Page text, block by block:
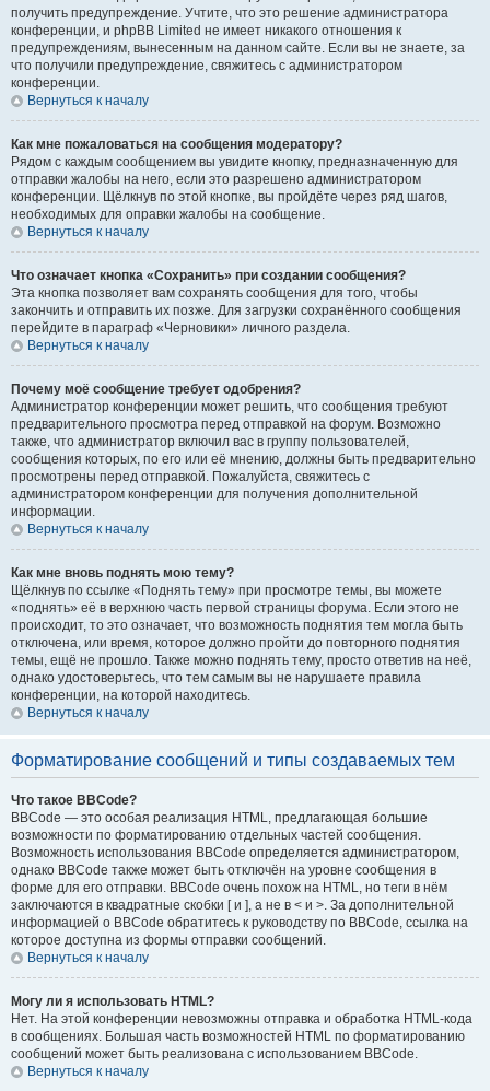
получить предупреждение. Учтите, что это решение администратора
конференции, и phpBB Limited не имеет никакого отношения к
предупреждениям, вынесенным на данном сайте. Если вы не знаете, за
что получили предупреждение, свяжитесь с администратором
конференции.
Вернуться к началу
Как мне пожаловаться на сообщения модератору?
Рядом с каждым сообщением вы увидите кнопку, предназначенную для
отправки жалобы на него, если это разрешено администратором
конференции. Щёлкнув по этой кнопке, вы пройдёте через ряд шагов,
необходимых для оправки жалобы на сообщение.
Вернуться к началу
Что означает кнопка «Сохранить» при создании сообщения?
Эта кнопка позволяет вам сохранять сообщения для того, чтобы
закончить и отправить их позже. Для загрузки сохранённого сообщения
перейдите в параграф «Черновики» личного раздела.
Вернуться к началу
Почему моё сообщение требует одобрения?
Администратор конференции может решить, что сообщения требуют
предварительного просмотра перед отправкой на форум. Возможно
также, что администратор включил вас в группу пользователей,
сообщения которых, по его или её мнению, должны быть предварительно
просмотрены перед отправкой. Пожалуйста, свяжитесь с
администратором конференции для получения дополнительной
информации.
Вернуться к началу
Как мне вновь поднять мою тему?
Щёлкнув по ссылке «Поднять тему» при просмотре темы, вы можете
«поднять» её в верхнюю часть первой страницы форума. Если этого не
происходит, то это означает, что возможность поднятия тем могла быть
отключена, или время, которое должно пройти до повторного поднятия
темы, ещё не прошло. Также можно поднять тему, просто ответив на неё,
однако удостоверьтесь, что тем самым вы не нарушаете правила
конференции, на которой находитесь.
Вернуться к началу
Форматирование сообщений и типы создаваемых тем
Что такое BBCode?
BBCode — это особая реализация HTML, предлагающая большие
возможности по форматированию отдельных частей сообщения.
Возможность использования BBCode определяется администратором,
однако BBCode также может быть отключён на уровне сообщения в
форме для его отправки. BBCode очень похож на HTML, но теги в нём
заключаются в квадратные скобки [ и ], а не в < и >. За дополнительной
информацией о BBCode обратитесь к руководству по BBCode, ссылка на
которое доступна из формы отправки сообщений.
Вернуться к началу
Могу ли я использовать HTML?
Нет. На этой конференции невозможны отправка и обработка HTML-кода
в сообщениях. Большая часть возможностей HTML по форматированию
сообщений может быть реализована с использованием BBCode.
Вернуться к началу